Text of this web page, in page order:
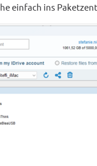
einfach ins